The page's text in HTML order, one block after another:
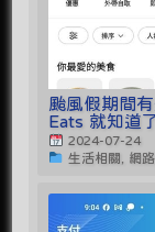
颱風假期間
Eats 就知道
2024-07-24
生活相關, 網